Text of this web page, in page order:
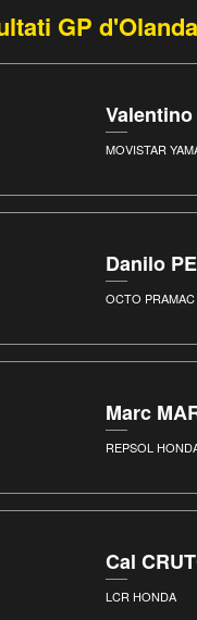
GP
Valentino
MOVISTAR
Danilo
OCTO
Marc
REPSOL
Cal
LCR HONDA